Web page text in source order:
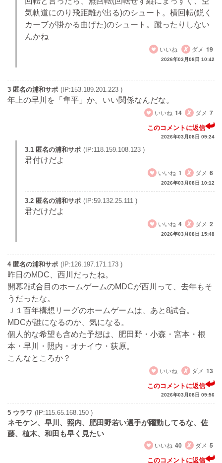
気軌道にのり飛距離が出る)のシュート。横回転(鋭く
カーブが掛かる曲げた)のシュート。蹴ったりしない
んかね
いいね
ダメ 19
2026年03月08日 10:42
3 匿名の浦和サポ (IP:153.189.201.223 )
年上の早川を「隼平」か。いい関係なんだな。
いいね 14 ダメ 7
このコメントに返信
2026年03月08日 09:24
3.1 匿名の浦和サポ (IP:118.159.108.123 )
君付けだよ
いいね 1 ダメ 6
2026年03月08日 10:12
3.2 匿名の浦和サポ (IP:59.132.25.111 )
君だけだよ
いいね 4 ダメ 2
2026年03月08日 15:48
4 匿名の浦和サポ (IP:126.197.171.173 )
昨日のMDC、西川だったね。
開幕2試合目のホームゲームのMDCが西川って、去年もそ
うだったな。
Ｊ１百年構想リーグのホームゲームは、あと8試合。
MDCが誰になるのか、気になる。
個人的な希望も含めた予想は、肥田野・小森・宮本・根
本・早川・照内・オナイウ・荻原。
こんなところか？
いいね
ダメ 13
このコメントに返信
2026年03月08日 09:56
5 ウラワ (IP:115.65.168.150 )
ネモケン、早川、照内、肥田野若い選手が躍動してるな、佐
藤、植木、和田も早く見たい
いいね 40 ダメ 5
このコメントに返信